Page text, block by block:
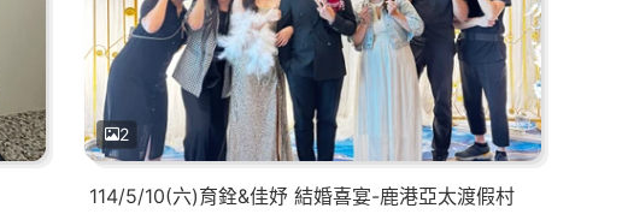
2
114/5/10(六)育銓&佳妤 結婚喜宴-鹿港亞太渡假村